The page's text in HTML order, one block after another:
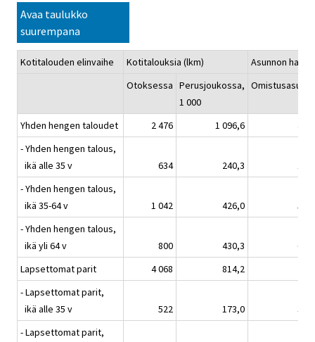
Avaa taulukko
suurempana
Kotitalouden elinvaihe Kotitalouksia (lkm)
Asunnon
Otoksessa Perusjoukossa,
1 000
Omistusasunto
Yhden hengen taloudet 2 476 1 096,6
49,5
- Yhden hengen talous,
ikä alle 35 v
634 240,3
17,0
- Yhden hengen talous,
ikä 35-64 v
1 042 426,0
51,3
- Yhden hengen talous,
ikä yli 64 v
800 430,3
65,9
Lapsettomat parit
4 068 814,2
- Lapsettomat parit,
ikä alle 35 v
522 173,0
30,0
- Lapsettomat parit,